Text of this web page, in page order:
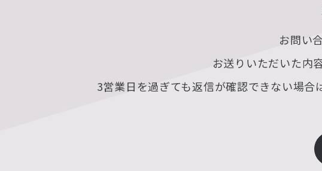
お問い
お送りいただいた内
3営業日を過ぎても返信が確認できない場合